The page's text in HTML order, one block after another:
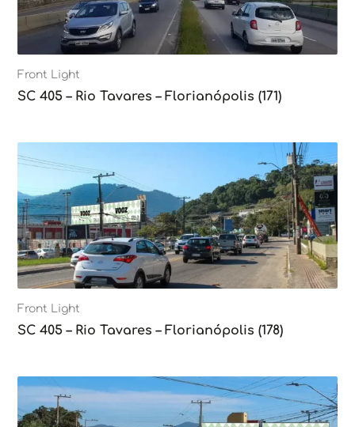
Front Light
SC 405 – Rio Tavares – Florianópolis (171)
Front Light
SC 405 – Rio Tavares – Florianópolis (178)